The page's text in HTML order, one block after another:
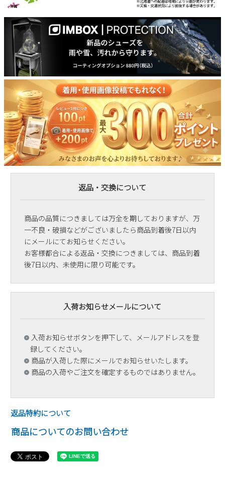
返品・交換について
商品の品質につきましては万全を期しておりますが、万
一不良・破損などがございましたら商品到着後7日以内
にメールにてお知らせください。
お客様都合による返品・交換につきましては、商品到着
後7日以内、未使用に限り可能です。
入荷お知らせメールについて
入荷お知らせボタンを押下して、メールアドレスを登
録してください。
商品が入荷した際にメールでお知らせいたします。
商品の入荷やご注文を確定するものではありません。
返品特約について
商品についてのお問い合わせ